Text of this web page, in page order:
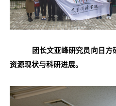
团长文亚峰研究员向日方
资源现状与科研进展。